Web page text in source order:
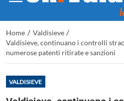
Home / Valdisieve /
Valdisieve, continuano i controlli
numerose patenti ritirate e sanzioni
VALDISIEVE